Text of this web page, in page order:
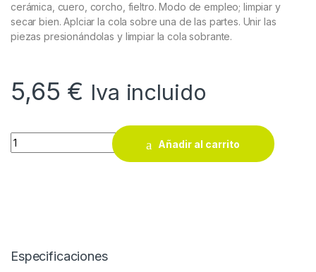
cerámica, cuero, corcho, fieltro. Modo de empleo; limpiar y
secar bien. Aplciar la cola sobre una de las partes. Unir las
piezas presionándolas y limpiar la cola sobrante.
5,65 € Iva incluido
Cola blanca rápida Ceys para madera acabado transparente
Añadir al carrito
Especificaciones